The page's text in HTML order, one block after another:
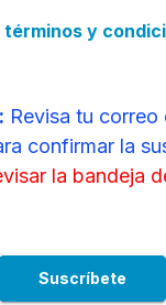
términos y
Revisa tu
confirmar la
la bandeja